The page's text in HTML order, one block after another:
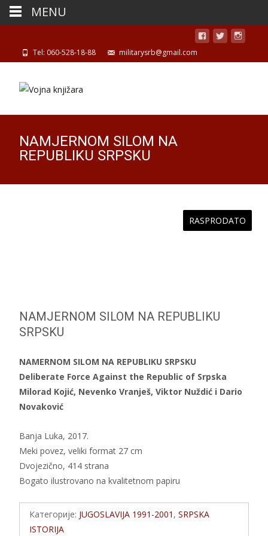
Tel: 060-528-18-88 militarysrb@gmail.com
NAMJERNOM SILOM NA
REPUBLIKU SRPSKU
RASPRODATO
NAMJERNOM SILOM NA REPUBLIKU
SRPSKU
NAMERNOM SILOM NA REPUBLIKU SRPSKU
Deliberate Force Against the Republic of Srpska
Milorad Kojić, Nevenko Vranješ, Viktor Nuždić i Dario
Novaković
Banja Luka, 2017.
Meki povez, veliki format 27 cm
Dvojezično, 414 strana
Bogato ilustrovano na kvalitetnom papiru
Категорије: JUGOSLAVIJA 1991-2001 , SRPSKA
ISTORIJA
MENU